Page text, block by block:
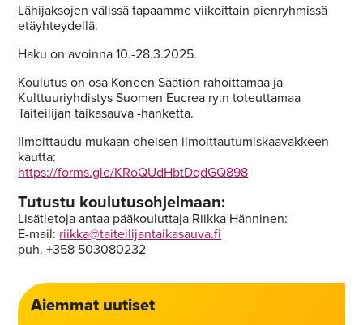
Lähijaksojen välissä tapaamme viikoittain pienryhmissä
etäyhteydellä.
Haku on avoinna 10.-28.3.2025.
Koulutus on osa Koneen Säätiön rahoittamaa ja
Kulttuuriyhdistys Suomen Eucrea ry:n toteuttamaa
Taiteilijan taikasauva -hanketta.
Ilmoittaudu mukaan oheisen ilmoittautumiskaavakkeen
kautta:
https://forms.gle/KRoQUdHbtDqdGQ898
Tutustu koulutusohjelmaan:
Lisätietoja antaa pääkouluttaja Riikka Hänninen:
E-mail: riikka@taiteilijantaikasauva.fi
puh. +358 503080232
Aiemmat uutiset